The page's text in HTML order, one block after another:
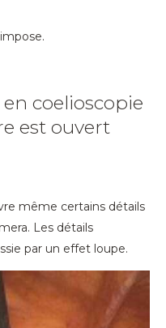
coelioscopie
est ouvert
même certains détails
Les détails
par un effet loupe.